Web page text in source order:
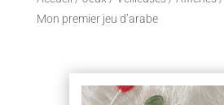
Mon premier jeu d’arabe